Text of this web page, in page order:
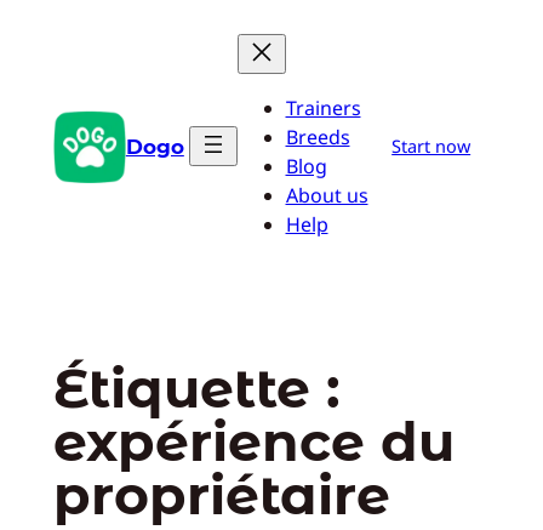
Dogo
Trainers
Breeds
Blog
About us
Help
Start now
Étiquette :
expérience du
propriétaire